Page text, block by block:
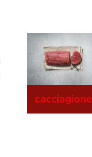
cacciagione